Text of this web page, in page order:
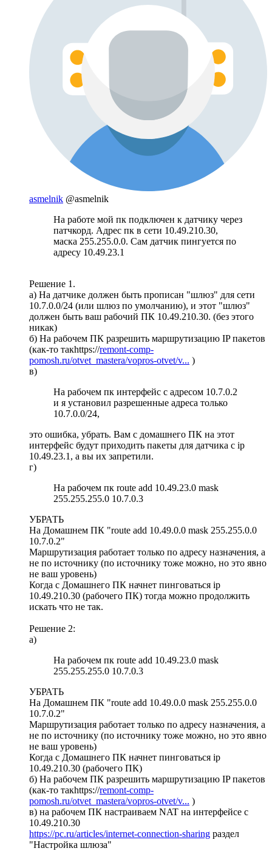
asmelnik @asmelnik
На работе мой пк подключен к датчику через
патчкорд. Адрес пк в сети 10.49.210.30,
маска 255.255.0.0. Сам датчик пингуется по
адресу 10.49.23.1
Решение 1.
а) На датчике должен быть прописан "шлюз" для сети
10.7.0.0/24 (или шлюз по умолчанию), и этот "шлюз"
должен быть ваш рабочий ПК 10.49.210.30. (без этого
никак)
б) На рабочем ПК разрешить маршрутизацию IP пакетов
(как-то такhttps://remont-comp-
pomosh.ru/otvet_mastera/vopros-otvet/v... )
в)
На рабочем пк интерфейс с адресом 10.7.0.2
и я установил разрешенные адреса только
10.7.0.0/24,
это ошибка, убрать. Вам с домашнего ПК на этот
интерфейс будут приходить пакеты для датчика с ip
10.49.23.1, а вы их запретили.
г)
На рабочем пк route add 10.49.23.0 mask
255.255.255.0 10.7.0.3
УБРАТЬ
На Домашнем ПК "route add 10.49.0.0 mask 255.255.0.0
10.7.0.2"
Маршрутизация работает только по адресу назначения, а
не по источнику (по источнику тоже можно, но это явно
не ваш уровень)
Когда с Домашнего ПК начнет пинговаться ip
10.49.210.30 (рабочего ПК) тогда можно продолжить
искать что не так.
Решение 2:
a)
На рабочем пк route add 10.49.23.0 mask
255.255.255.0 10.7.0.3
УБРАТЬ
На Домашнем ПК "route add 10.49.0.0 mask 255.255.0.0
10.7.0.2"
Маршрутизация работает только по адресу назначения, а
не по источнику (по источнику тоже можно, но это явно
не ваш уровень)
Когда с Домашнего ПК начнет пинговаться ip
10.49.210.30 (рабочего ПК)
б) На рабочем ПК разрешить маршрутизацию IP пакетов
(как-то такhttps://remont-comp-
pomosh.ru/otvet_mastera/vopros-otvet/v... )
в) на рабочем ПК настраиваем NAT на интерфейсе с
10.49.210.30
https://pc.ru/articles/internet-connection-sharing раздел
"Настройка шлюза"